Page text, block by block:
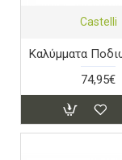
Castelli
74,95€